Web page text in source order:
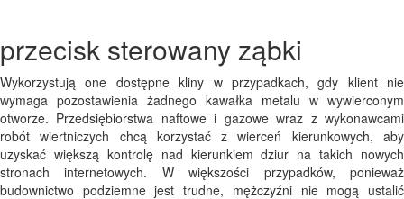
przecisk sterowany ząbki
Wykorzystują one dostępne kliny w przypadkach, gdy klient nie
wymaga pozostawienia żadnego kawałka metalu w wywierconym
otworze. Przedsiębiorstwa naftowe i gazowe wraz z wykonawcami
robót wiertniczych chcą korzystać z wierceń kierunkowych, aby
uzyskać większą kontrolę nad kierunkiem dziur na takich nowych
stronach internetowych. W większości przypadków, ponieważ
budownictwo podziemne jest trudne, mężczyźni nie mogą ustalić